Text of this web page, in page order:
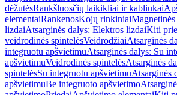
dėžutėsRankšluosčių laikikliai ir kabliukai
elementaiRankenosKojų rinkiniai
lizdaiAtsarginės dalys: Elektros lizdaiKiti
veidrodinės spintelėsVeidrodžiaiAtsarginės
integruotu apšvietimuAtsarginės dalys: Su
apšvietimuVeidrodinės spintelėsAtsarginės
spintelėsSu integruotu apšvietimuAtsarginės
apšvietimuBe integruoto apšvietimo